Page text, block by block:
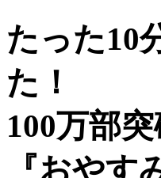
たった10
た！
100万部
『おや